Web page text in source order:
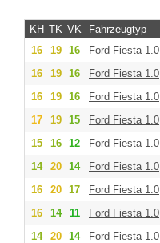
KH TK VK Fahrzeugtyp
16
19 16 Ford Fiesta 1.0
16
19 16 Ford Fiesta 1.0
16
19 16 Ford Fiesta 1.0
17
19 15 Ford Fiesta 1.0
15
16 12 Ford Fiesta 1.0
14
20 14 Ford Fiesta 1.0
16
20 17 Ford Fiesta 1.0
16
14 11 Ford Fiesta 1.0
14
20 14 Ford Fiesta 1.0